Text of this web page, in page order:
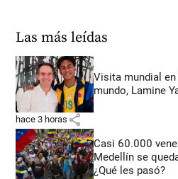
Las más leídas
Visita mundial
mundo, Lamine
hace 3 horas share
Casi 60.000
Medellín se
¿Qué les pasó?